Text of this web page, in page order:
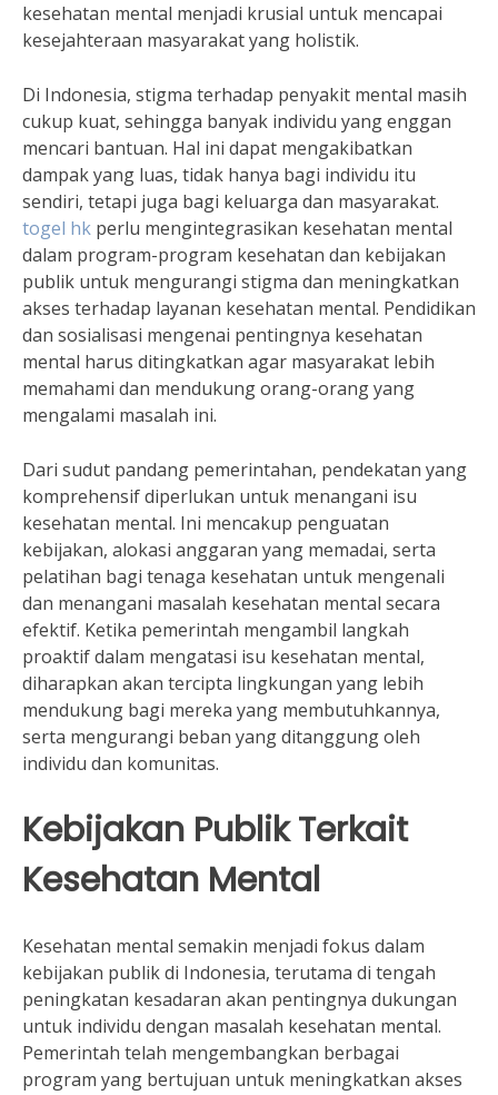
kesehatan mental menjadi krusial untuk mencapai
kesejahteraan masyarakat yang holistik.
Di Indonesia, stigma terhadap penyakit mental masih
cukup kuat, sehingga banyak individu yang enggan
mencari bantuan. Hal ini dapat mengakibatkan
dampak yang luas, tidak hanya bagi individu itu
sendiri, tetapi juga bagi keluarga dan masyarakat.
togel hk perlu mengintegrasikan kesehatan mental
dalam program-program kesehatan dan kebijakan
publik untuk mengurangi stigma dan meningkatkan
akses terhadap layanan kesehatan mental. Pendidikan
dan sosialisasi mengenai pentingnya kesehatan
mental harus ditingkatkan agar masyarakat lebih
memahami dan mendukung orang-orang yang
mengalami masalah ini.
Dari sudut pandang pemerintahan, pendekatan yang
komprehensif diperlukan untuk menangani isu
kesehatan mental. Ini mencakup penguatan
kebijakan, alokasi anggaran yang memadai, serta
pelatihan bagi tenaga kesehatan untuk mengenali
dan menangani masalah kesehatan mental secara
efektif. Ketika pemerintah mengambil langkah
proaktif dalam mengatasi isu kesehatan mental,
diharapkan akan tercipta lingkungan yang lebih
mendukung bagi mereka yang membutuhkannya,
serta mengurangi beban yang ditanggung oleh
individu dan komunitas.
Kebijakan Publik Terkait
Kesehatan Mental
Kesehatan mental semakin menjadi fokus dalam
kebijakan publik di Indonesia, terutama di tengah
peningkatan kesadaran akan pentingnya dukungan
untuk individu dengan masalah kesehatan mental.
Pemerintah telah mengembangkan berbagai
program yang bertujuan untuk meningkatkan akses